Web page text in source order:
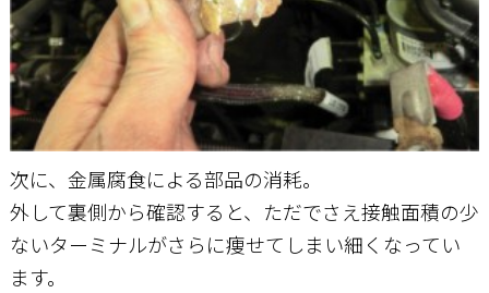
次に、金属腐食による部品の消耗。
外して裏側から確認すると、ただでさえ接触面積の少
ないターミナルがさらに痩せてしまい細くなってい
ます。